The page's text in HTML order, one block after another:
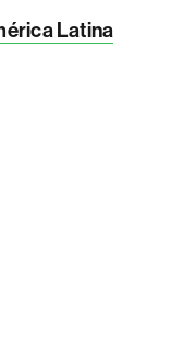
Latina